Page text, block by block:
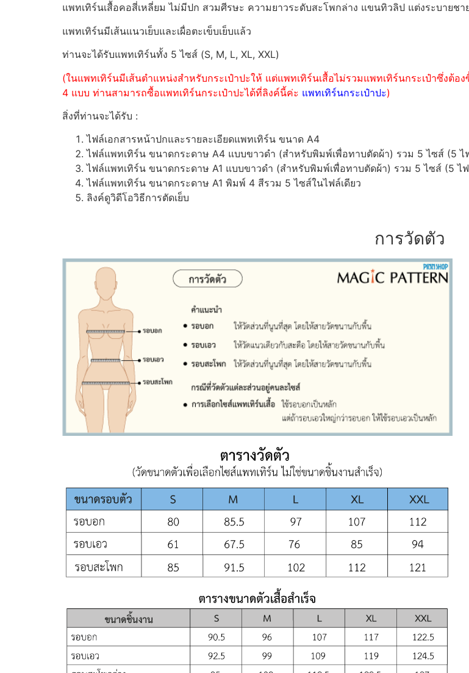
แพทเทิร์นเสื้อคอสี่เหลี่ยม ไม่มีปก สวมศีรษะ ความยาวระดับสะโพกล่าง แขนทิวลิป แต่งระบายชา
แพทเทิร์นมีเส้นแนวเย็บและเผื่อตะเข็บเย็บแล้ว
ท่านจะได้รับแพทเทิร์นทั้ง 5 ไซส์ (S, M, L, XL, XXL)
(ในแพทเทิร์นมีเส้นตำแหน่งสำหรับกระเป๋าปะให้ แต่แพทเทิร์นเสื้อไม่รวมแพทเทิร์นกระเป๋าซึ่งต้อ
4 แบบ ท่านสามารถซื้อแพทเทิร์นกระเป๋าปะได้ที่ลิงค์นี้ค่ะ แพทเทิร์นกระเป๋าปะ)
สิ่งที่ท่านจะได้รับ :
ไฟล์เอกสารหน้าปกและรายละเอียดแพทเทิร์น ขนาด A4
ไฟล์แพทเทิร์น ขนาดกระดาษ A4 แบบขาวดำ (สำหรับพิมพ์เพื่อทาบตัดผ้า) รวม 5 ไซส์ (5 ไ
ไฟล์แพทเทิร์น ขนาดกระดาษ A1 แบบขาวดำ (สำหรับพิมพ์เพื่อทาบตัดผ้า) รวม 5 ไซส์ (5 ไ
ไฟล์แพทเทิร์น ขนาดกระดาษ A1 พิมพ์ 4 สีรวม 5 ไซส์ในไฟล์เดียว
ลิงค์ดูวิดีโอวิธีการตัดเย็บ
การวัดตัว